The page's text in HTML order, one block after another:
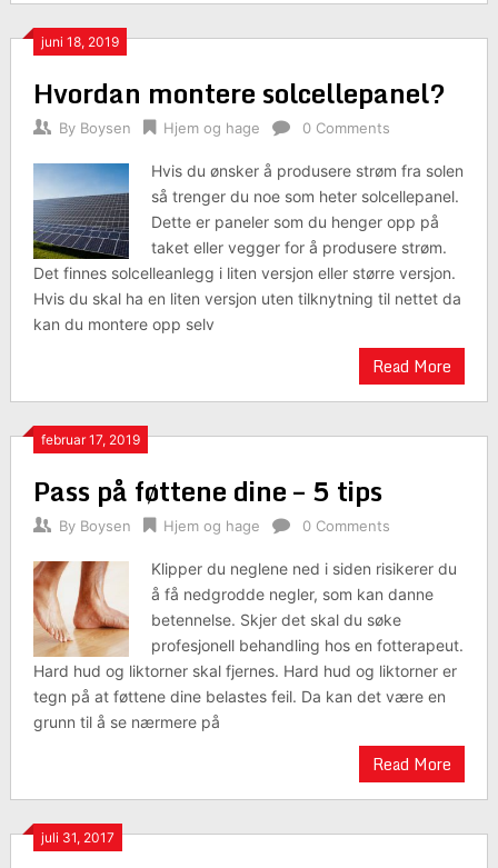
juni 18, 2019
Hvordan montere solcellepanel?
By Boysen Hjem og hage 0 Comments
Hvis du ønsker å produsere strøm fra solen
så trenger du noe som heter solcellepanel.
Dette er paneler som du henger opp på
taket eller vegger for å produsere strøm.
Det finnes solcelleanlegg i liten versjon eller større versjon.
Hvis du skal ha en liten versjon uten tilknytning til nettet da
kan du montere opp selv
Read More
februar 17, 2019
Pass på føttene dine – 5 tips
By Boysen Hjem og hage 0 Comments
Klipper du neglene ned i siden risikerer du
å få nedgrodde negler, som kan danne
betennelse. Skjer det skal du søke
profesjonell behandling hos en fotterapeut.
Hard hud og liktorner skal fjernes. Hard hud og liktorner er
tegn på at føttene dine belastes feil. Da kan det være en
grunn til å se nærmere på
Read More
juli 31, 2017